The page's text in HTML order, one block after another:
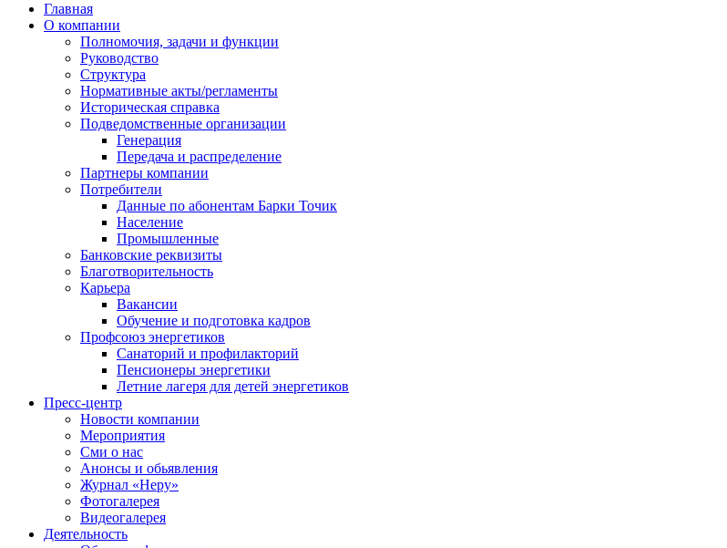
Главная
О компании
Полномочия, задачи и функции
Руководство
Структура
Нормативные акты/регламенты
Историческая справка
Подведомственные организации
Генерация
Передача и распределение
Партнеры компании
Потребители
Данные по абонентам Барки Точик
Население
Промышленные
Банковские реквизиты
Благотворительность
Карьера
Вакансии
Обучение и подготовка кадров
Профсоюз энергетиков
Санаторий и профилакторий
Пенсионеры энергетики
Летние лагеря для детей энергетиков
Пресс-центр
Новости компании
Мероприятия
Сми о нас
Анонсы и обьявления
Журнал «Неру»
Фотогалерея
Видеогалерея
Деятельность